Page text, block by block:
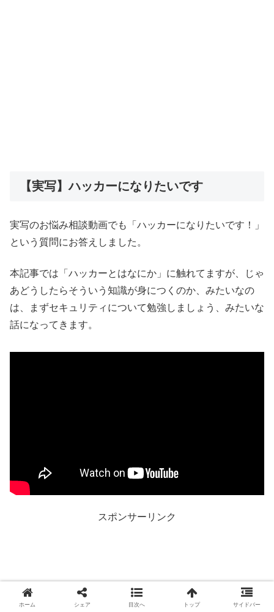
【実写】ハッカーになりたいです
実写のお悩み相談動画でも「ハッカーになりたいです！」
という質問にお答えしました。
本記事では「ハッカーとはなにか」に触れてますが、じゃ
あどうしたらそういう知識が身につくのか、みたいなの
は、まずセキュリティについて勉強しましょう、みたいな
話になってきます。
スポンサーリンク
ホーム シェア 目次へ トップ サイドバー